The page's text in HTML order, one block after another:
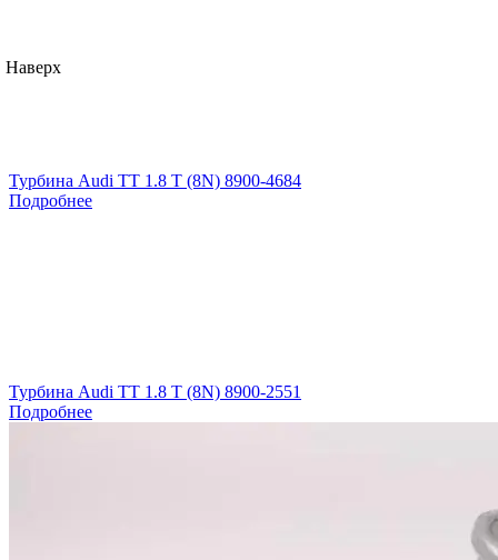
Турбина Audi TT 1.8 T (8N) 8900-4684
Подробнее
Турбина Audi TT 1.8 T (8N) 8900-2551
Подробнее
Наверх